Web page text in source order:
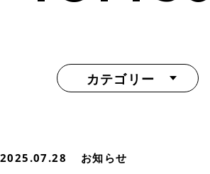
カテゴリー
2025.07.28 お知らせ